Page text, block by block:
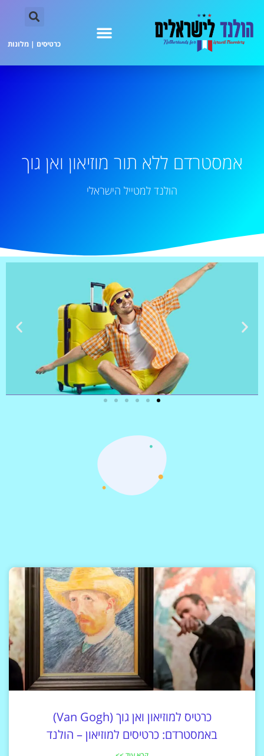
כרטיסים | מלונות
אמסטרדם ללא תור מוזיאון ואן גוך
הולנד למטייל הישראלי
כרטיס למוזיאון ואן גוך (Van Gogh)
באמסטרדם: כרטיסים למוזיאון – הולנד